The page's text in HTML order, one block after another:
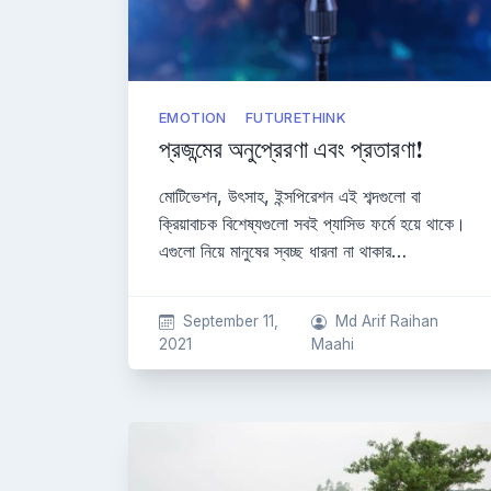
EMOTION FUTURETHINK
প্রজন্মের অনুপ্রেরণা এবং প্রতারণা!
মোটিভেশন, উৎসাহ, ইন্সপিরেশন এই শব্দগুলো বা
ক্রিয়াবাচক বিশেষ্যগুলো সবই প্যাসিভ ফর্মে হয়ে থাকে।
এগুলো নিয়ে মানুষের স্বচ্ছ ধারনা না থাকার…
September 11,
2021
Md Arif Raihan
Maahi